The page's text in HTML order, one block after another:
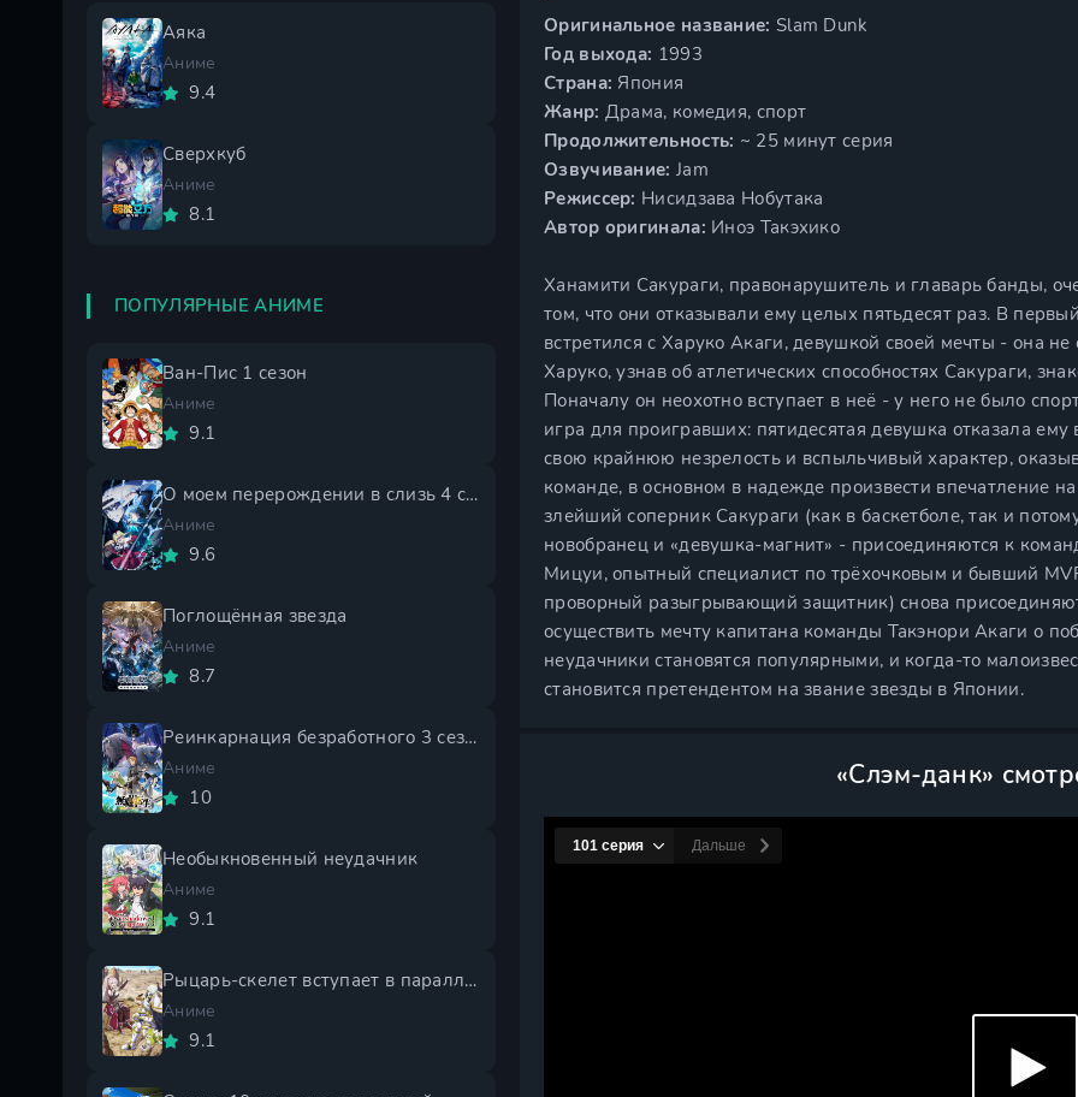
Оригинальное название: Slam Dunk
Год выхода: 1993
Страна: Япония
Жанр: Драма, комедия, спорт
Продолжительность: ~ 25 минут серия
Озвучивание: Jam
Режиссер: Нисидзава Нобутака
Автор оригинала: Иноэ Такэхико
Ханамити Сакураги, правонарушитель и главарь банды,
том, что они отказывали ему целых пятьдесят раз. В
встретился с Харуко Акаги, девушкой своей мечты - она не
Харуко, узнав об атлетических способностях Сакураги,
Поначалу он неохотно вступает в неё - у него не было
игра для проигравших: пятидесятая девушка отказала ему
свою крайнюю незрелость и вспыльчивый характер,
команде, в основном в надежде произвести впечатление
злейший соперник Сакураги (как в баскетболе, так и
новобранец и «девушка-магнит» - присоединяются к
Мицуи, опытный специалист по трёхочковым и бывший
проворный разыгрывающий защитник) снова
осуществить мечту капитана команды Такэнори Акаги о
неудачники становятся популярными, и когда-то
становится претендентом на звание звезды в Японии.
«Слэм-данк»
Аяка
Аниме
9.4
Сверхкуб
Аниме
8.1
ПОПУЛЯРНЫЕ АНИМЕ
Ван-Пис 1 сезон
Аниме
9.1
О моем перерождении в слизь 4 сезон
Аниме
9.6
Поглощённая звезда
Аниме
8.7
Реинкарнация безработного 3 сезон
Аниме
10
Необыкновенный неудачник
Аниме
9.1
Рыцарь-скелет вступает в параллельный мир 2 сезон
Аниме
9.1